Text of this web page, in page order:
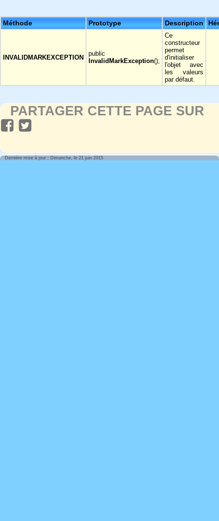
Méthode Prototype Description
INVALIDMARKEXCEPTION
public
InvalidMarkException();
Ce
constructeur
permet
d'initialiser
l'objet avec
les valeurs
par défaut.
PARTAGER CETTE PAGE SUR
Dernière mise à jour : Dimanche, le 21 juin 2015